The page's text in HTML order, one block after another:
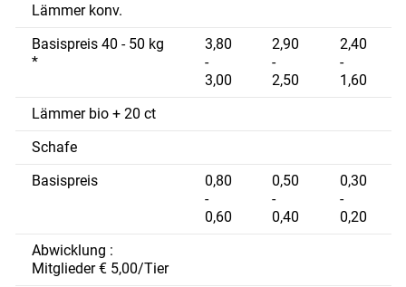
Lämmer konv.
Basispreis 40 - 50 kg
*
3,80
-
3,00
2,90
-
2,50
2,40
-
1,60
Lämmer bio + 20 ct
Schafe
Basispreis
0,80
-
0,60
0,50
-
0,40
0,30
-
0,20
Abwicklung :
Mitglieder € 5,00/Tier